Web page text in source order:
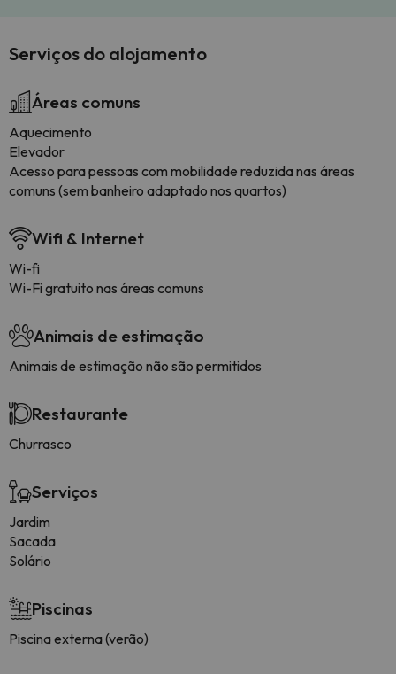
Serviços do alojamento
Áreas comuns
Aquecimento
Elevador
Acesso para pessoas com mobilidade reduzida nas áreas
comuns (sem banheiro adaptado nos quartos)
Wifi & Internet
Wi-fi
Wi-Fi gratuito nas áreas comuns
Animais de estimação
Animais de estimação não são permitidos
Restaurante
Churrasco
Serviços
Jardim
Sacada
Solário
Piscinas
Piscina externa (verão)